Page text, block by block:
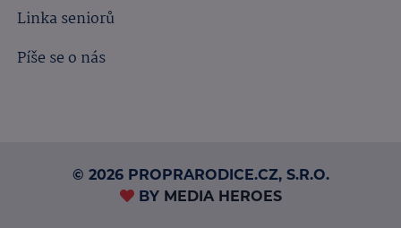
Linka seniorů
Píše se o nás
© 2026 PROPRARODICE.CZ, S.R.O.
BY MEDIA HEROES